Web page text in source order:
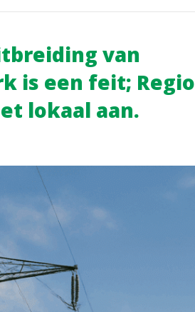
van
is een feit; Regio
lokaal aan.